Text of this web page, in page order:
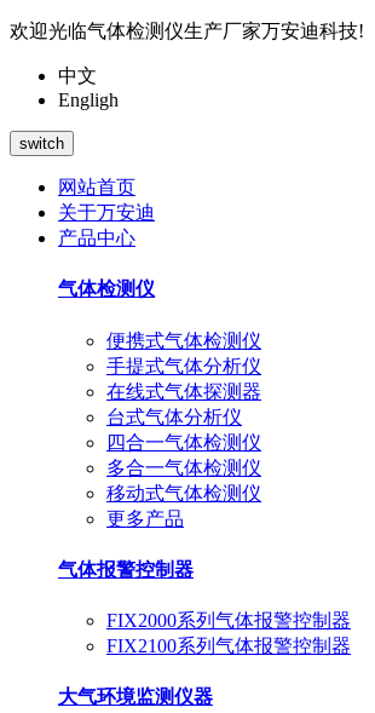
欢迎光临气体检测仪生产厂家万安迪科技!
中文
Engligh
switch
网站首页
关于万安迪
产品中心
气体检测仪
便携式气体检测仪
手提式气体分析仪
在线式气体探测器
台式气体分析仪
四合一气体检测仪
多合一气体检测仪
移动式气体检测仪
更多产品
气体报警控制器
FIX2000系列气体报警控制器
FIX2100系列气体报警控制器
大气环境监测仪器